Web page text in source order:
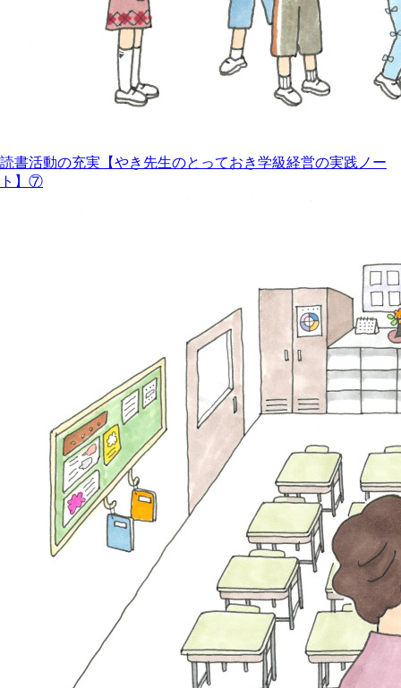
読書活動の充実【やき先生のとっておき学級経営の実践ノー
ト】⑦